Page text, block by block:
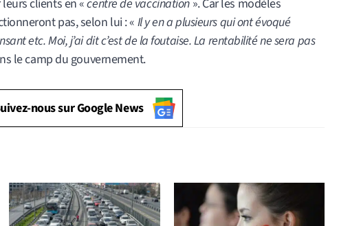
clients en «centre de vaccination». Car les modèles
pas, selon lui : « Il y en a plusieurs qui ont évoqué
etc. Moi, j’ai dit c’est de la foutaise. La rentabilité ne sera pas
le camp du gouvernement.
nous sur Google News